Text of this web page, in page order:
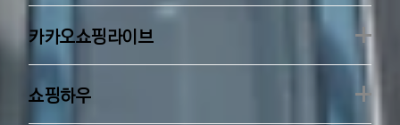
카카오쇼핑라이브
쇼핑하우